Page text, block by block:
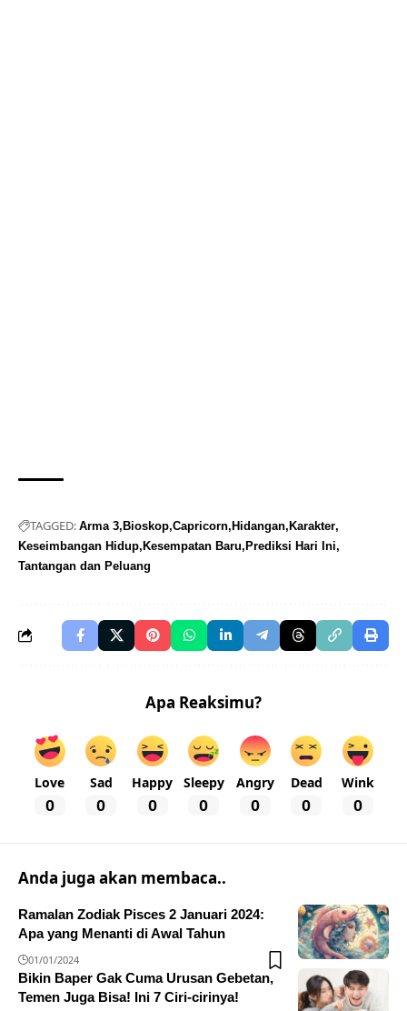
TAGGED: Arma 3 Bioskop Capricorn Hidangan Karakter
Keseimbangan Hidup Kesempatan Baru Prediksi Hari Ini
Tantangan dan Peluang
Apa Reaksimu?
Love
0
Sad
0
Happy
0
Sleepy
0
Angry
0
Dead
0
Wink
0
Anda juga akan membaca..
Ramalan Zodiak Pisces 2 Januari 2024:
Apa yang Menanti di Awal Tahun
01/01/2024
Bikin Baper Gak Cuma Urusan Gebetan,
Temen Juga Bisa! Ini 7 Ciri-cirinya!